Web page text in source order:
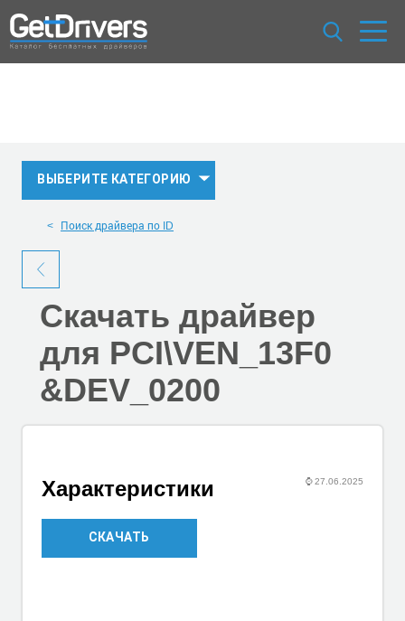
ВЫБЕРИТЕ КАТЕГОРИЮ
Поиск драйвера по ID
Скачать драйвер
для PCI\VEN_13F0
&DEV_0200
⌚27.06.2025
Характеристики
СКАЧАТЬ